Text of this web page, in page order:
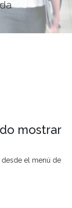
mostrar
desde el menú de